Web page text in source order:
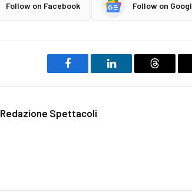
Follow on Facebook Follow on
Facebook LinkedIn Threads
Redazione Spettacoli